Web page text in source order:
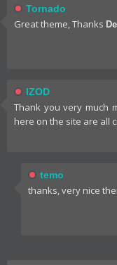
Tornado
Great theme, Thanks
IZOD
Thank you very much
here on the site are all
temo
thanks, very nice